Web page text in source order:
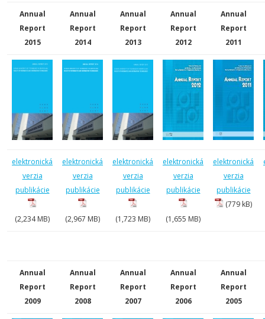
Annual
Report
2015
Annual
Report
2014
Annual
Report
2013
Annual
Report
2012
Annual
Report
2011
elektronická
verzia
publikácie
(2,234 MB)
elektronická
verzia
publikácie
(2,967 MB)
elektronická
verzia
publikácie
(1,723 MB)
elektronická
verzia
publikácie
(1,655 MB)
elektronická
verzia
publikácie
(779 kB)
Annual
Report
2009
Annual
Report
2008
Annual
Report
2007
Annual
Report
2006
Annual
Report
2005